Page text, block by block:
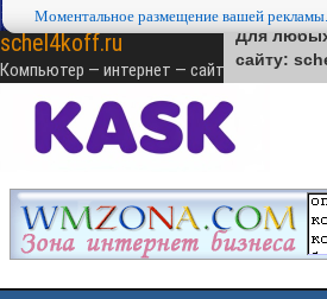
Моментальное размещение вашей рекламы.
schel4koff.ru
Компьютер — интернет — сайтостроение —
Моментальное размещение вашей
Для
сайту: